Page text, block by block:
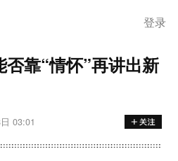
登录
否靠“情怀”再讲出新
03:01